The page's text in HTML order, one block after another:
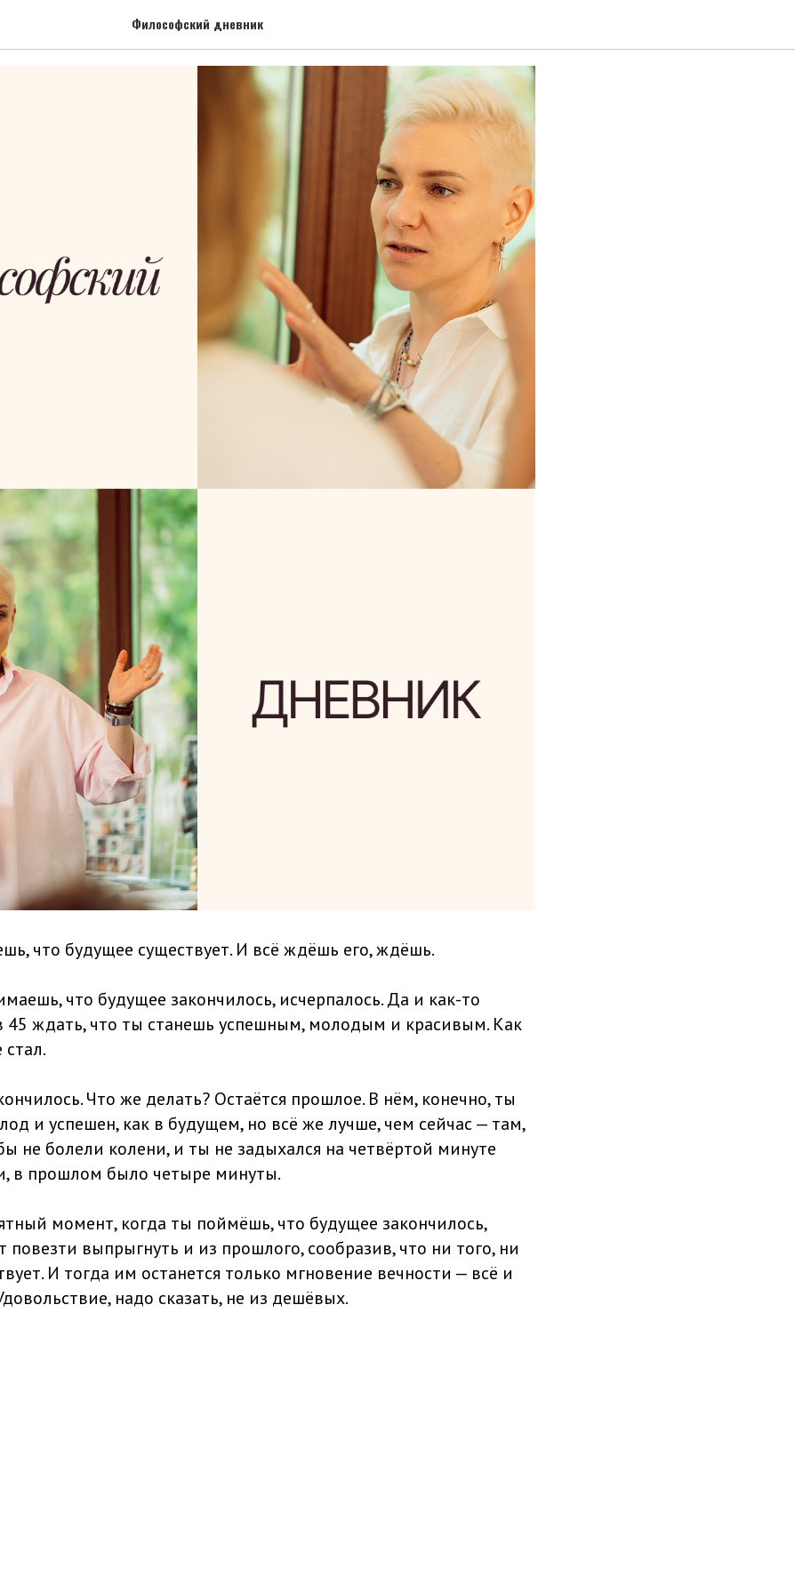
Философский дневник
что будущее существует. И всё ждёшь его, ждёшь.
что будущее закончилось, исчерпалось. Да и как-то
45 ждать, что ты станешь успешным, молодым и красивым. Как
стал.
Что же делать? Остаётся прошлое. В нём, конечно, ты
и успешен, как в будущем, но всё же лучше, чем сейчас — там,
не болели колени, и ты не задыхался на четвёртой минуте
в прошлом было четыре минуты.
момент, когда ты поймёшь, что будущее закончилось,
выпрыгнуть и из прошлого, сообразив, что ни того, ни
И тогда им останется только мгновение вечности — всё и
надо сказать, не из дешёвых.